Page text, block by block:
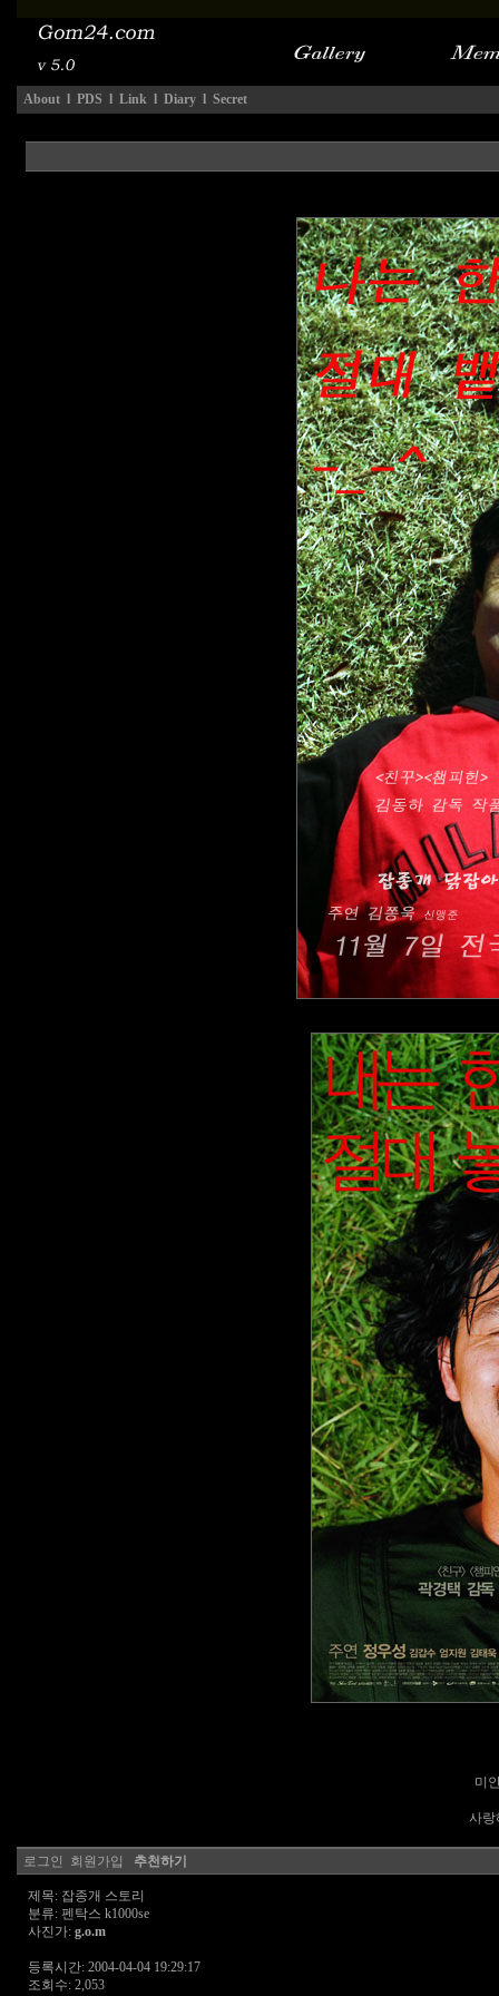
About l PDS l Link l Diary l Secret
미
사랑
로그인 회원가입 추천하기
제목: 잡종개 스토리
분류: 펜탁스 k1000se
사진가: g.o.m
등록시간: 2004-04-04 19:29:17
조회수: 2,053